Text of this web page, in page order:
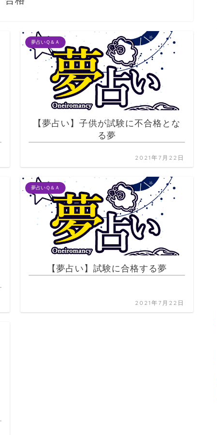
夢占いＱ＆Ａ
【夢占い】子供が試験に不合格とな
る夢
2021年7月22日
夢占いＱ＆Ａ
【夢占い】試験に合格する夢
2021年7月22日